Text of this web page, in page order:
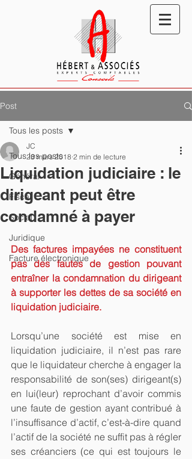
Post
Tous les posts
Général
Fiscal
Social
Juridique
Facture électronique
Tous les posts
Liquidation judiciaire : le
dirigeant peut être
condamné à payer
JC
23 mars 2018 2 min de lecture
Des factures impayées ne constituent
pas des fautes de gestion pouvant
entraîner la condamnation du dirigeant
à supporter les dettes de sa société en
liquidation judiciaire.
Lorsqu’une société est mise en
liquidation judiciaire, il n’est pas rare
que le liquidateur cherche à engager la
responsabilité de son(ses) dirigeant(s)
en lui(leur) reprochant d’avoir commis
une faute de gestion ayant contribué à
l’insuffisance d’actif, c’est-à-dire quand
l’actif de la société ne suffit pas à régler
ses créanciers (ce qui est toujours le